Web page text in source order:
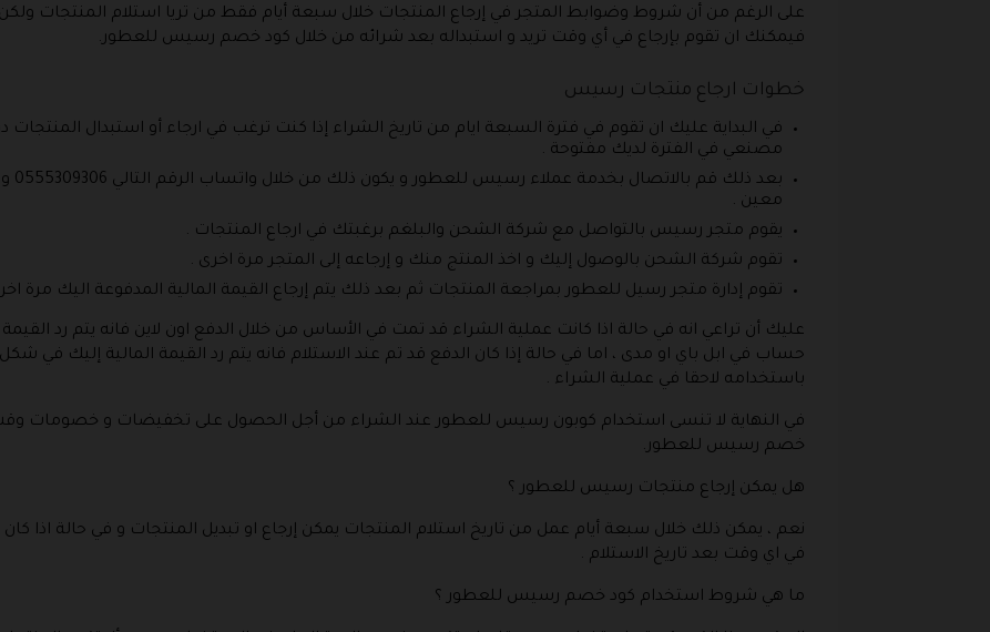
على الرغم من أن شروط وضوابط المتجر في إرجاع المنتجات خلال سبعة أيام فقط من تريا استلام المنتجات
فيمكنك ان تقوم بإرجاع في أي وقت تريد و استبداله بعد شرائه من خلال كود خصم رسيس للعطور.
خطوات ارجاع منتجات رسيس
في البداية عليك ان تقوم في فترة السبعة ايام من تاريخ الشراء إذا كنت ترغب في ارجاء أو استبدال
مصنعي في الفترة لديك مفتوحة .
معين .
يقوم متجر رسيس بالتواصل مع شركة الشحن والبلغم برغبتك في ارجاع المنتجات .
تقوم شركة الشحن بالوصول إليك و اخذ المنتج منك و إرجاعه إلى المتجر مرة اخرى .
تقوم إدارة متجر رسيل للعطور بمراجعة المنتجات ثم بعد ذلك يتم إرجاع القيمة المالية المدفوعة اليك مرة
عليك أن تراعي انه في حالة اذا كانت عملية الشراء قد تمت في الأساس من خلال الدفع اون لاين فانه يتم رد
حساب في ابل باي او مدى ، اما في حالة إذا كان الدفع قد تم عند الاستلام فانه يتم رد القيمة المالية إليك في
باستخدامه لاحقا في عملية الشراء .
في النهاية لا تنسى استخدام كوبون رسيس للعطور عند الشراء من أجل الحصول على تخفيضات و خصومات
خصم رسيس للعطور.
هل يمكن إرجاع منتجات رسيس للعطور ؟
نعم ، يمكن ذلك خلال سبعة أيام عمل من تاريخ استلام المنتجات يمكن إرجاع او تبديل المنتجات و في حالة اذا
في اي وقت بعد تاريخ الاستلام .
ما هي شروط استخدام كود خصم رسيس للعطور ؟